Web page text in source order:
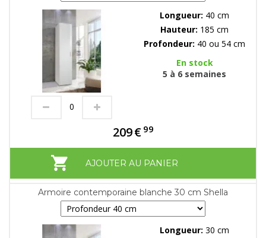
Longueur: 40 cm
Hauteur: 185 cm
Profondeur: 40 ou 54 cm
En stock
5 à 6 semaines
209€ 99
AJOUTER AU PANIER
Armoire contemporaine blanche 30 cm Shella
Longueur: 30 cm